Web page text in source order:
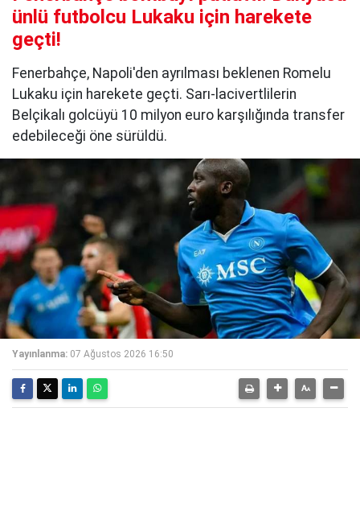
ünlü futbolcu Lukaku için harekete
geçti!
Fenerbahçe, Napoli'den ayrılması beklenen Romelu
Lukaku için harekete geçti. Sarı-lacivertlilerin
Belçikalı golcüyü 10 milyon euro karşılığında transfer
edebileceği öne sürüldü.
Yayınlanma: 07 Ağustos 2026 16:50